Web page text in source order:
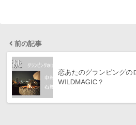
前の記事
恋あたのグランピングの
WILDMAGIC？